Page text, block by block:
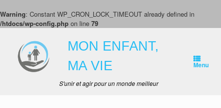
Warning: Constant WP_CRON_LOCK_TIMEOUT already defined in
/htdocs/wp-config.php on line 79
content
MON ENFANT,
MA VIE
S'unir et agir pour un monde meilleur
Menu